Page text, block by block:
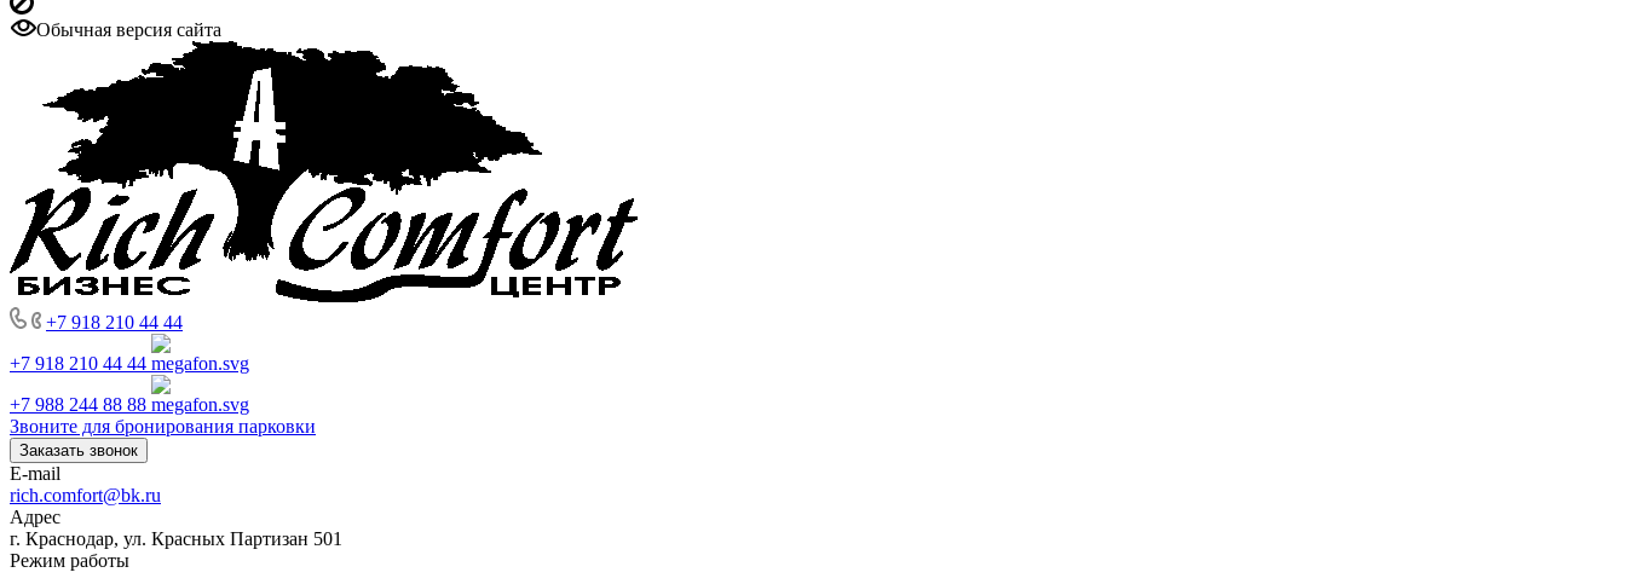
Обычная версия сайта
+7 918 210 44 44
+7 918 210 44 44
+7 988 244 88 88
Звоните для бронирования парковки
Заказать звонок
E-mail
rich.comfort@bk.ru
Адрес
г. Краснодар, ул. Красных Партизан 501
Режим работы